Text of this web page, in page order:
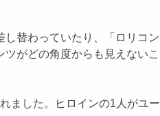
替わっていたり、「ロリコ
がどの角度からも見えない
した。ヒロインの1人がユ